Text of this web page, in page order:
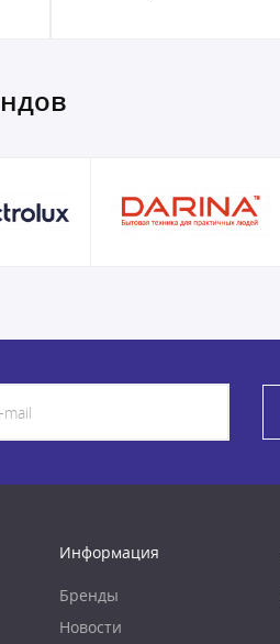
Информация
Бренды
Новости